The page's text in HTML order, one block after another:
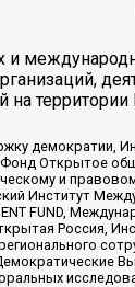
и
на
демократии,
Открытое
и
Институт
FUND,
Россия,